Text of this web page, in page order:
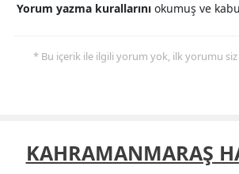
Yorum yazma kurallarını okumuş ve
* Bu içerik ile ilgili yorum yok, ilk yorumu siz
KAHRAMANMARAŞ